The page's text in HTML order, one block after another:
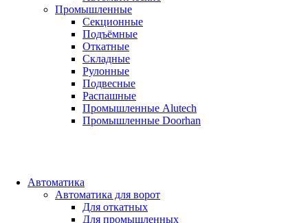
Промышленные
Секционные
Подъёмные
Откатные
Складные
Рулонные
Подвесные
Распашные
Промышленные Alutech
Промышленные Doorhan
Автоматика
Автоматика для ворот
Для откатных
Для промышленных